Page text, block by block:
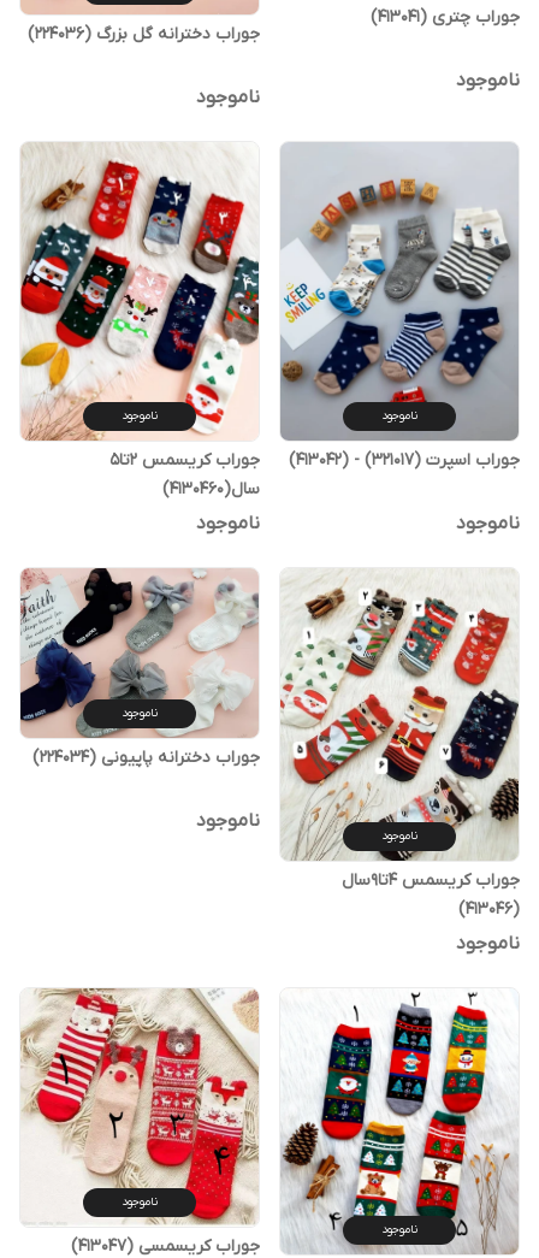
جوراب چتری (413041)
ناموجود
جوراب دخترانه گل بزرگ (224036)
ناموجود
ناموجود
جوراب اسپرت (321017) - (413042)
ناموجود
ناموجود
جوراب کریسمس ۲تا۵
سال(۴۱۳۰۴۶۰)
ناموجود
ناموجود
جوراب کریسمس ۴تا۹سال‌
(413046)
ناموجود
ناموجود
جوراب دخترانه پاپیونی (224034)
ناموجود
ناموجود
ناموجود
جوراب کریسمسی (413047)